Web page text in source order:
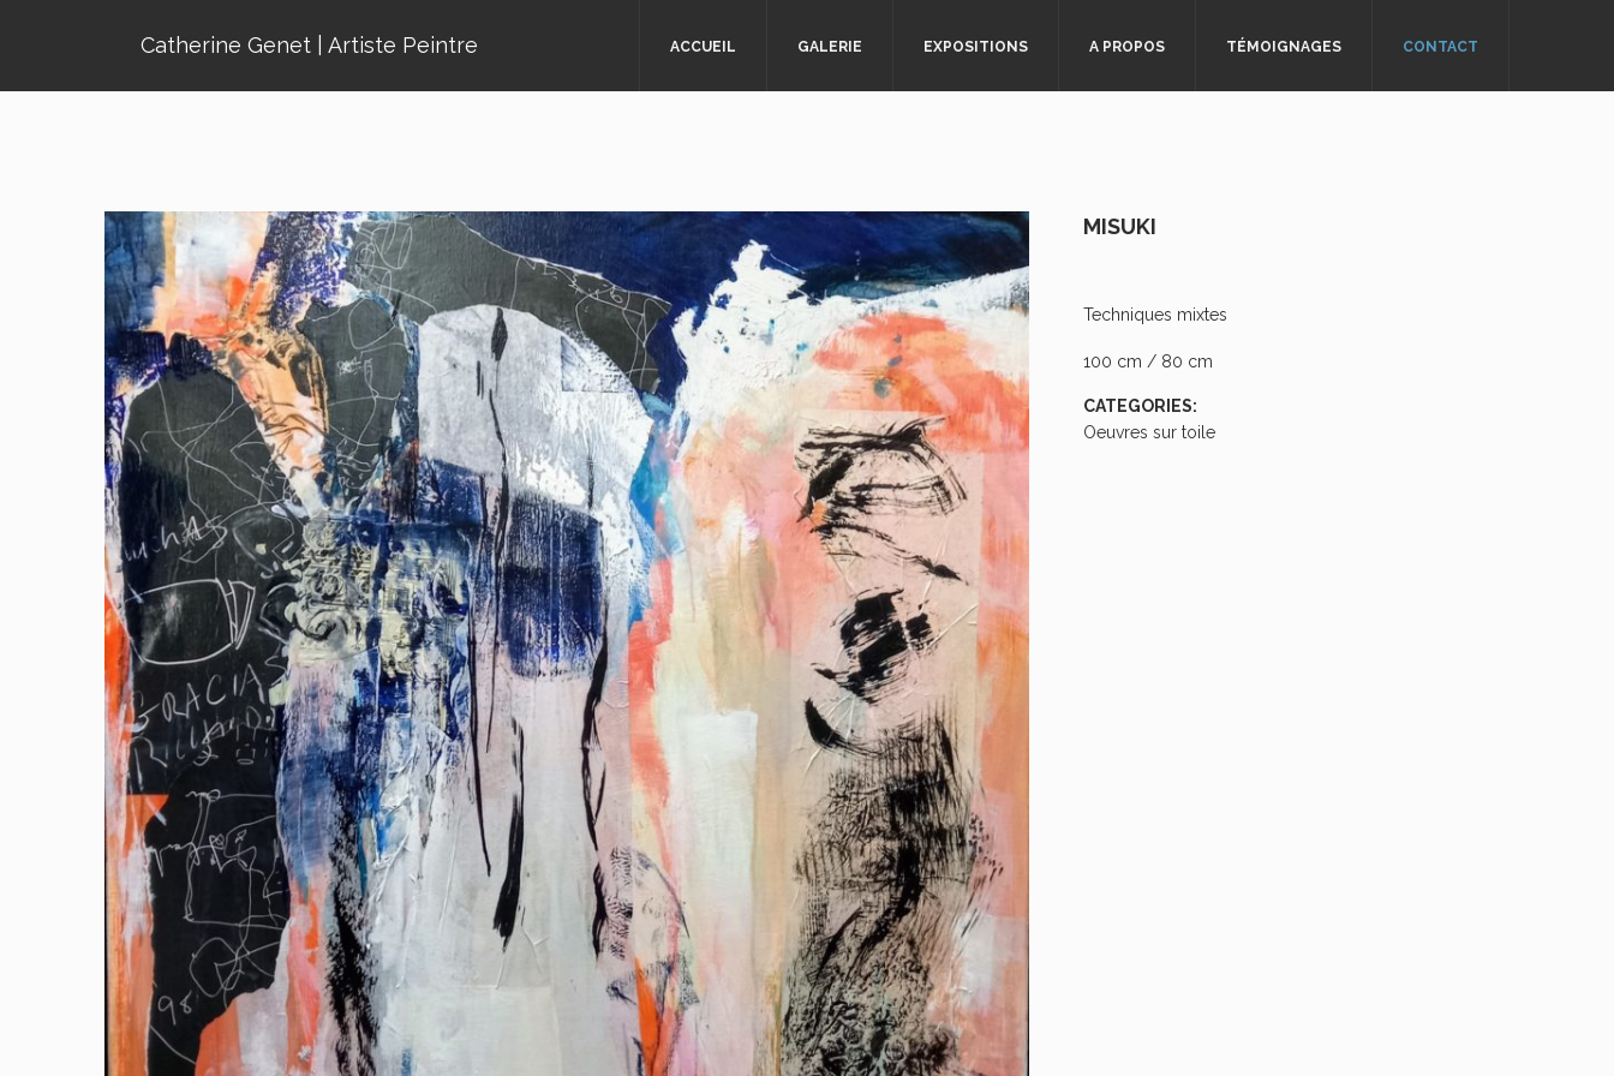
Catherine Genet | Artiste Peintre ACCUEIL GALERIE EXPOSITIONS A PROPOS TÉMOIGNAGES CONTACT
MISUKI
Techniques mixtes
100 cm / 80 cm
CATEGORIES:
Oeuvres sur toile